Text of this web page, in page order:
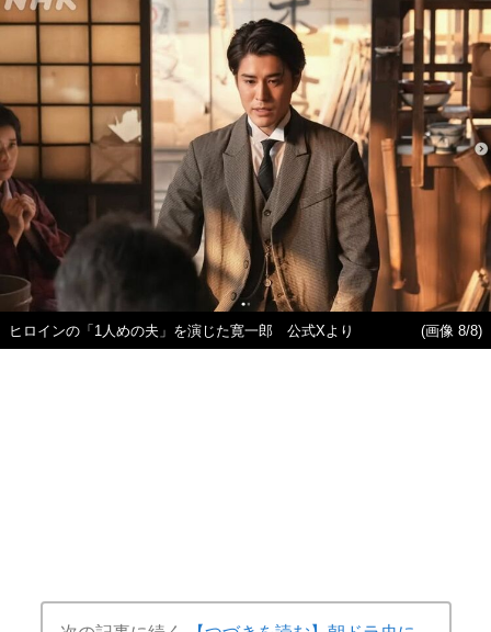
ヒロインの「1人めの夫」を演じた寛一郎 公式Xより (画像 8/8)